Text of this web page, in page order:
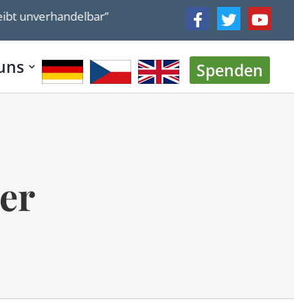
US-Botschafter Huckabee weist
Spenden